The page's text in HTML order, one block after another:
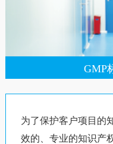
GMP
为了保护客户项目的
效的、专业的知识产